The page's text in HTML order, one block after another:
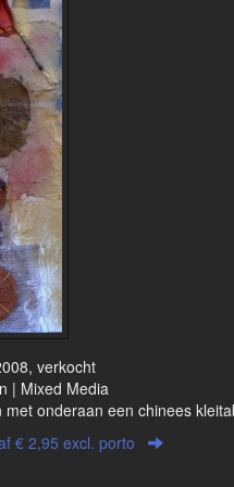
verkocht
| Mixed Media
onderaan een chinees
€ 2,95 excl. porto